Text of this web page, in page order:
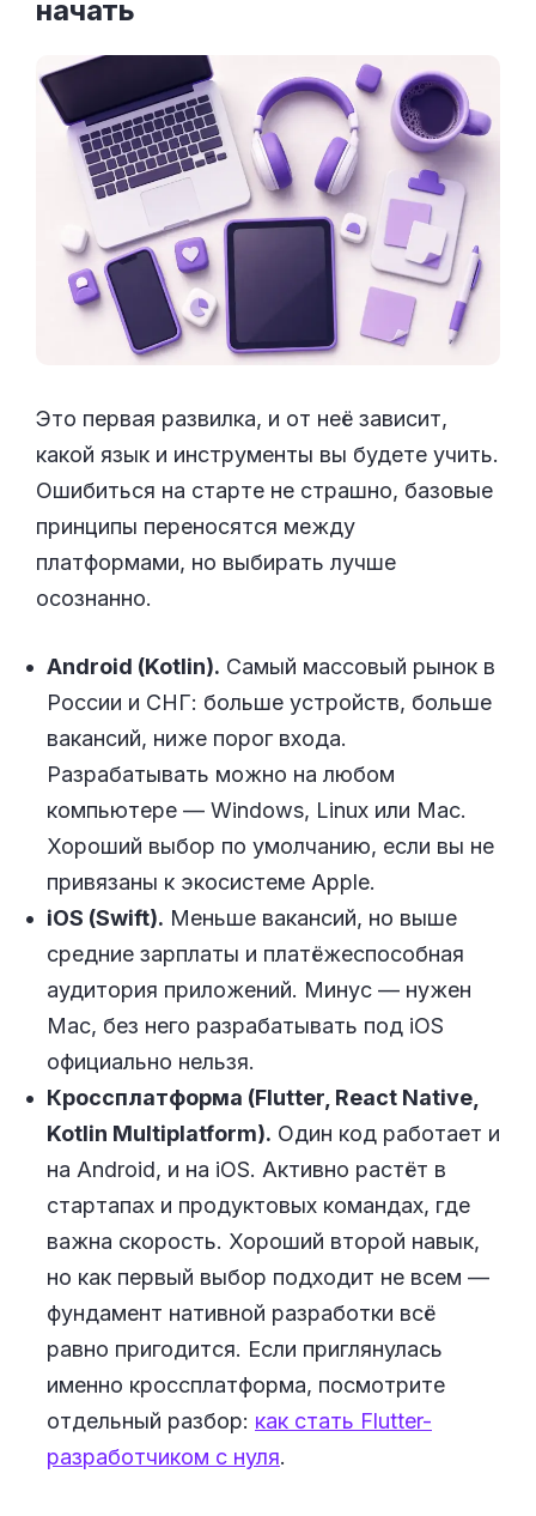
начать
Это первая развилка, и от неё зависит,
какой язык и инструменты вы будете учить.
Ошибиться на старте не страшно, базовые
принципы переносятся между
платформами, но выбирать лучше
осознанно.
Android (Kotlin). Самый массовый рынок в
России и СНГ: больше устройств, больше
вакансий, ниже порог входа.
Разрабатывать можно на любом
компьютере — Windows, Linux или Mac.
Хороший выбор по умолчанию, если вы не
привязаны к экосистеме Apple.
iOS (Swift). Меньше вакансий, но выше
средние зарплаты и платёжеспособная
аудитория приложений. Минус — нужен
Mac, без него разрабатывать под iOS
официально нельзя.
Кроссплатформа (Flutter, React Native,
Kotlin Multiplatform). Один код работает и
на Android, и на iOS. Активно растёт в
стартапах и продуктовых командах, где
важна скорость. Хороший второй навык,
но как первый выбор подходит не всем —
фундамент нативной разработки всё
равно пригодится. Если приглянулась
именно кроссплатформа, посмотрите
отдельный разбор: как стать Flutter-
разработчиком с нуля.